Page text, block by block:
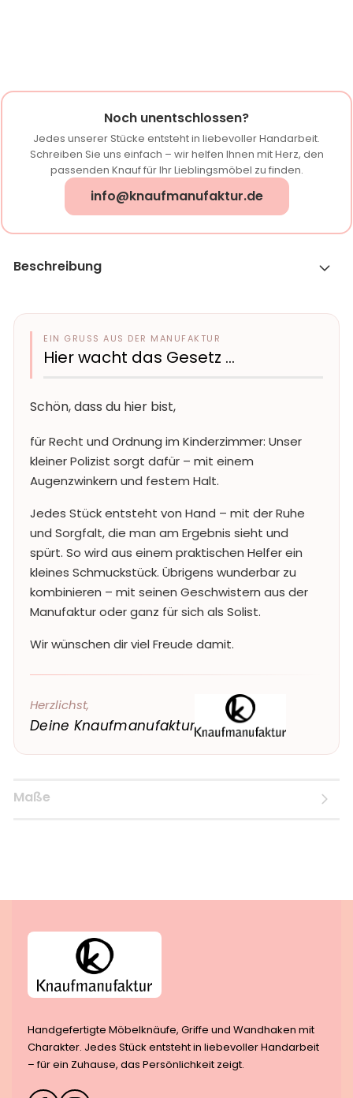
Noch unentschlossen?
Jedes unserer Stücke entsteht in liebevoller Handarbeit.
Schreiben Sie uns einfach – wir helfen Ihnen mit Herz, den
passenden Knauf für Ihr Lieblingsmöbel zu finden.
info@knaufmanufaktur.de
Beschreibung
EIN GRUSS AUS DER MANUFAKTUR
Hier wacht das Gesetz …
Schön, dass du hier bist,
für Recht und Ordnung im Kinderzimmer: Unser
kleiner Polizist sorgt dafür – mit einem
Augenzwinkern und festem Halt.
Jedes Stück entsteht von Hand – mit der Ruhe
und Sorgfalt, die man am Ergebnis sieht und
spürt. So wird aus einem praktischen Helfer ein
kleines Schmuckstück. Übrigens wunderbar zu
kombinieren – mit seinen Geschwistern aus der
Manufaktur oder ganz für sich als Solist.
Wir wünschen dir viel Freude damit.
Herzlichst,
Deine Knaufmanufaktur
Maße
Handgefertigte Möbelknäufe, Griffe und Wandhaken mit
Charakter. Jedes Stück entsteht in liebevoller Handarbeit
– für ein Zuhause, das Persönlichkeit zeigt.